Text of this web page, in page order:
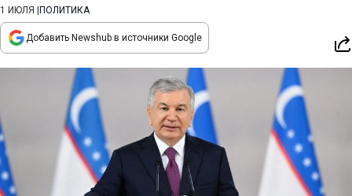
1 ИЮЛЯ ПОЛИТИКА
Добавить Newshub в источники Google